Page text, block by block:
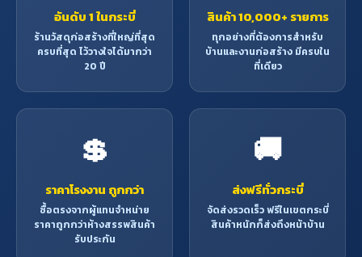
อันดับ 1 ในกระบี่
ร้านวัสดุก่อสร้างที่ใหญ่ที่สุด
ครบที่สุด ไว้วางใจได้มากว่า
20 ปี
สินค้า 10,000+ รายการ
ทุกอย่างที่ต้องการสำหรับ
บ้านและงานก่อสร้าง มีครบใน
ที่เดียว
💲
ราคาโรงงาน ถูกกว่า
ซื้อตรงจากผู้แทนจำหน่าย
ราคาถูกกว่าห้างสรรพสินค้า
รับประกัน
🚚
ส่งฟรีทั่วกระบี่
จัดส่งรวดเร็ว ฟรีในเขตกระบี่
สินค้าหนักก็ส่งถึงหน้าบ้าน